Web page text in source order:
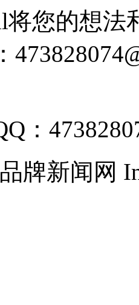
将您的想法
：
牌新闻网